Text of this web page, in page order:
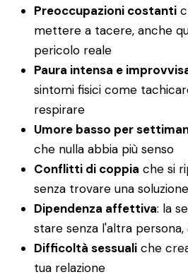
Preoccupazioni costanti
mettere a tacere, anche
pericolo reale
Paura intensa e
sintomi fisici come
respirare
Umore basso per
che nulla abbia più senso
Conflitti di coppia che si
senza trovare una soluzione
Dipendenza affettiva: la
stare senza l'altra
Difficoltà sessuali che
tua relazione